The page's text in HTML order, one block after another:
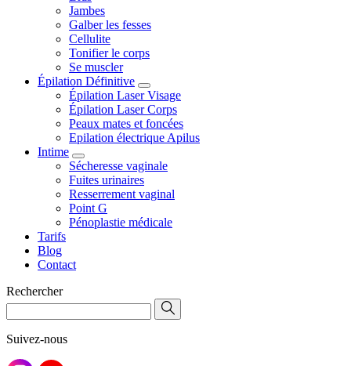
Jambes
Galber les fesses
Cellulite
Tonifier le corps
Se muscler
Épilation Définitive
Épilation Laser Visage
Épilation Laser Corps
Peaux mates et foncées
Epilation électrique Apilus
Intime
Sécheresse vaginale
Fuites urinaires
Resserrement vaginal
Point G
Pénoplastie médicale
Tarifs
Blog
Contact
Rechercher
Suivez-nous